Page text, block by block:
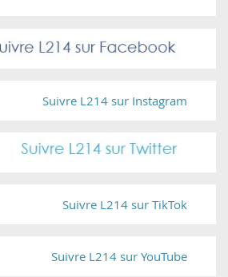
Suivre L214 sur Instagram
Suivre L214 sur TikTok
Suivre L214 sur YouTube